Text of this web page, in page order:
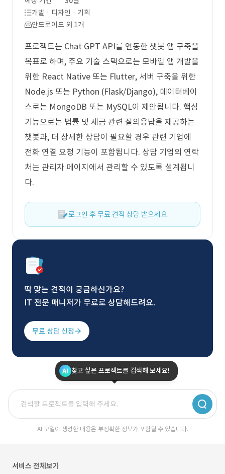
개발 · 디자인 · 기획
안드로이드 외 1개
프로젝트는 Chat GPT API를 연동한 챗봇 앱 구축을
목표로 하며, 주요 기술 스택으로는 모바일 앱 개발을
위한 React Native 또는 Flutter, 서버 구축을 위한
Node.js 또는 Python (Flask/Django), 데이터베이
스로는 MongoDB 또는 MySQL이 제안됩니다. 핵심
기능으로는 법률 및 세금 관련 질의응답을 제공하는
챗봇과, 더 상세한 상담이 필요할 경우 관련 기업에
전화 연결 요청 기능이 포함됩니다. 상담 기업의 연락
처는 관리자 페이지에서 관리할 수 있도록 설계됩니
다.
로그인 후 무료 견적 상담 받으세요.
딱 맞는 견적이 궁금하신가요?
IT 전문 매니저가 무료로 상담해드려요.
무료 상담 신청
찾고 싶은 프로젝트를 검색해 보세요!
AI 모델이 생성한 내용은 부정확한 정보가 포함될 수 있습니다.
서비스 전체보기